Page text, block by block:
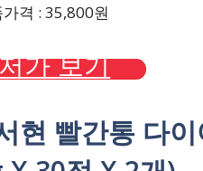
격 : 35,800원
가 보기
현 빨간통 다